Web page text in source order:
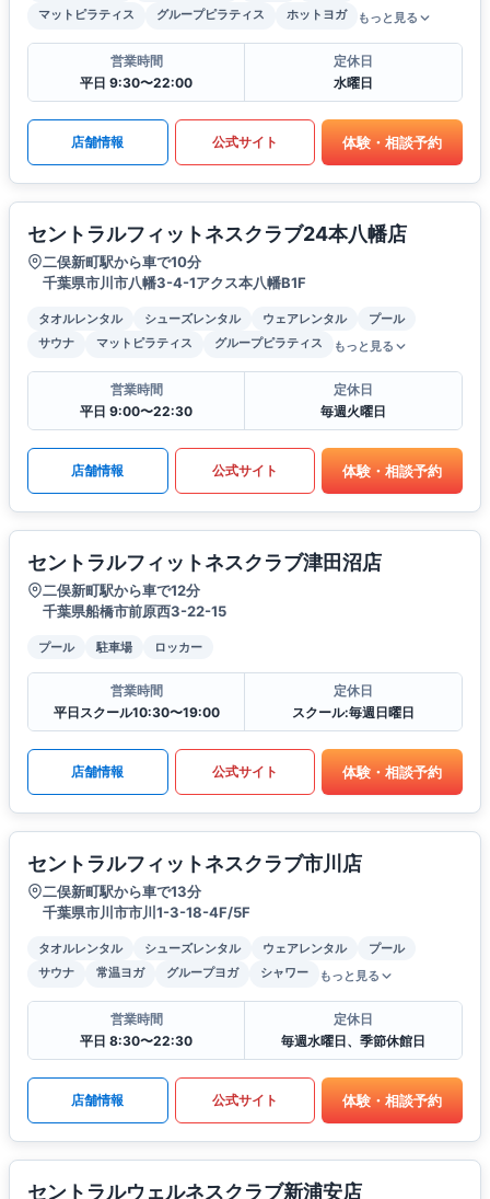
マットピラティス
グループピラティス ホットヨガ もっと見る
営業時間
平日 9:30〜22:00
定休日
水曜日
店舗情報 公式サイト 体験・相談予約
セントラルフィットネスクラブ24本八幡店
二俣新町駅から車で10分
千葉県市川市八幡3-4-1アクス本八幡B1F
タオルレンタル シューズレンタル ウェアレンタル
プール
サウナ
マットピラティス グループピラティス もっと見る
営業時間
平日 9:00〜22:30
定休日
毎週火曜日
店舗情報 公式サイト 体験・相談予約
セントラルフィットネスクラブ津田沼店
二俣新町駅から車で12分
千葉県船橋市前原西3-22-15
プール 駐車場 ロッカー
営業時間
平日スクール10:30〜19:00
定休日
スクール:毎週日曜日
店舗情報 公式サイト 体験・相談予約
セントラルフィットネスクラブ市川店
二俣新町駅から車で13分
千葉県市川市市川1-3-18-4F/5F
タオルレンタル シューズレンタル ウェアレンタル
プール
サウナ
常温ヨガ グループヨガ シャワー もっと見る
営業時間
平日 8:30〜22:30
定休日
毎週水曜日、季節休館日
店舗情報 公式サイト 体験・相談予約
セントラルウェルネスクラブ新浦安店